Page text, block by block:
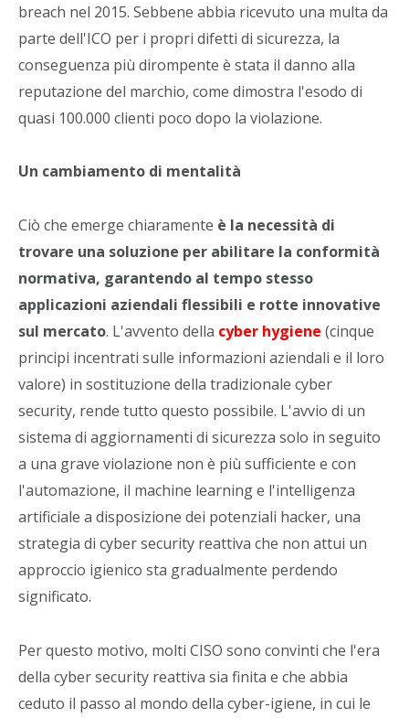
breach nel 2015. Sebbene abbia ricevuto una multa da
parte dell'ICO per i propri difetti di sicurezza, la
conseguenza più dirompente è stata il danno alla
reputazione del marchio, come dimostra l'esodo di
quasi 100.000 clienti poco dopo la violazione.
Un cambiamento di mentalità
Ciò che emerge chiaramente è la necessità di
trovare una soluzione per abilitare la conformità
normativa, garantendo al tempo stesso
applicazioni aziendali flessibili e rotte innovative
sul mercato. L'avvento della cyber hygiene (cinque
principi incentrati sulle informazioni aziendali e il loro
valore) in sostituzione della tradizionale cyber
security, rende tutto questo possibile. L'avvio di un
sistema di aggiornamenti di sicurezza solo in seguito
a una grave violazione non è più sufficiente e con
l'automazione, il machine learning e l'intelligenza
artificiale a disposizione dei potenziali hacker, una
strategia di cyber security reattiva che non attui un
approccio igienico sta gradualmente perdendo
significato.
Per questo motivo, molti CISO sono convinti che l'era
della cyber security reattiva sia finita e che abbia
ceduto il passo al mondo della cyber-igiene, in cui le